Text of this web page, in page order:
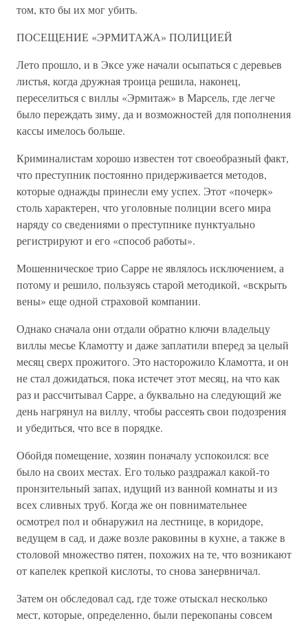
том, кто бы их мог убить.
ПОСЕЩЕНИЕ «ЭРМИТАЖА» ПОЛИЦИЕЙ
Лето прошло, и в Эксе уже начали осыпаться с деревьев
листья, когда дружная троица решила, наконец,
переселиться с виллы «Эрмитаж» в Марсель, где легче
было переждать зиму, да и возможностей для пополнения
кассы имелось больше.
Криминалистам хорошо известен тот своеобразный факт,
что преступник постоянно придерживается методов,
которые однажды принесли ему успех. Этот «почерк»
столь характерен, что уголовные полиции всего мира
наряду со сведениями о преступнике пунктуально
регистрируют и его «способ работы».
Мошенническое трио Сарре не являлось исключением, а
потому и решило, пользуясь старой методикой, «вскрыть
вены» еще одной страховой компании.
Однако сначала они отдали обратно ключи владельцу
виллы месье Кламотту и даже заплатили вперед за целый
месяц сверх прожитого. Это насторожило Кламотта, и он
не стал дожидаться, пока истечет этот месяц, на что как
раз и рассчитывал Сарре, а буквально на следующий же
день нагрянул на виллу, чтобы рассеять свои подозрения
и убедиться, что все в порядке.
Обойдя помещение, хозяин поначалу успокоился: все
было на своих местах. Его только раздражал какой-то
пронзительный запах, идущий из ванной комнаты и из
всех сливных труб. Когда же он повнимательнее
осмотрел пол и обнаружил на лестнице, в коридоре,
ведущем в сад, и даже возле раковины в кухне, а также в
столовой множество пятен, похожих на те, что возникают
от капелек крепкой кислоты, то снова занервничал.
Затем он обследовал сад, где тоже отыскал несколько
мест, которые, определенно, были перекопаны совсем